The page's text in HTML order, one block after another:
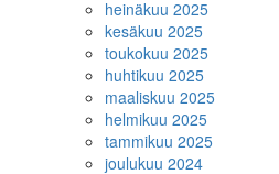
heinäkuu 2025
kesäkuu 2025
toukokuu 2025
huhtikuu 2025
maaliskuu 2025
helmikuu 2025
tammikuu 2025
joulukuu 2024